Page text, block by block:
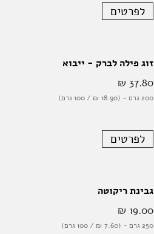
לפרטים
זוג פילה לברק - ייבוא
37.80 ‏₪
200 גרם - (18.90 ‏₪ / 100 גרם)
לפרטים
גבינת ריקוטה
19.00 ‏₪
250 גרם - (7.60 ‏₪ / 100 גרם)